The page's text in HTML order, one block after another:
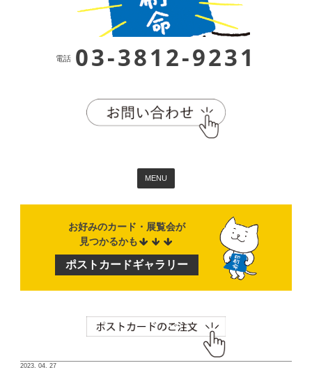
電話 03-3812-9231
MENU
お好みのカード・展覧会が
見つかるかも
ポストカードギャラリー
2023. 04. 27